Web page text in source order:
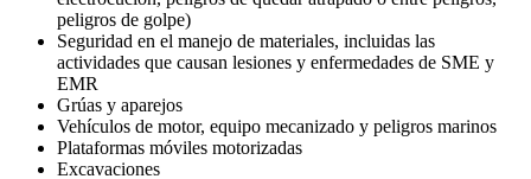
peligros de golpe)
Seguridad en el manejo de materiales, incluidas las
actividades que causan lesiones y enfermedades de SME y
EMR
Grúas y aparejos
Vehículos de motor, equipo mecanizado y peligros marinos
Plataformas móviles motorizadas
Excavaciones